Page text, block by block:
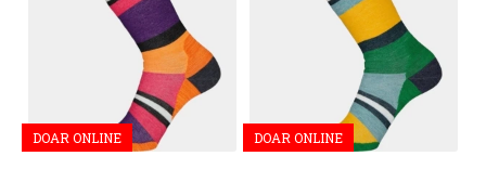
DOAR ONLINE DOAR ONLINE